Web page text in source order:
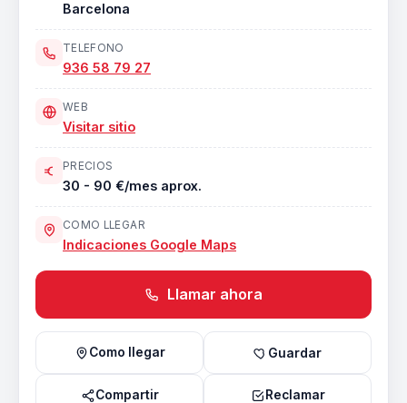
Barcelona
TELEFONO
936 58 79 27
WEB
Visitar sitio
PRECIOS
30 - 90 €/mes aprox.
COMO LLEGAR
Indicaciones Google Maps
Llamar ahora
Como llegar Guardar
Compartir Reclamar